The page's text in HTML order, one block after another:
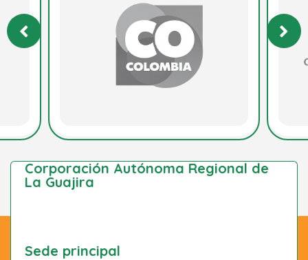
Corporación Autónoma Regional de
La Guajira
Sede principal